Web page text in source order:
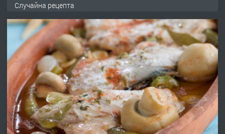
АПАРТАМЕНТ В ЦЕНТЪРА НА ГР.
ХАСКОВО
преди 3 дни
ПРЕДЛАГА Давам гараж под наем
преди 3 дни
ПРЕДЛАГА
Случайна рецепта